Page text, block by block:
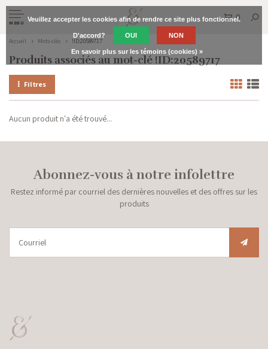
MENU
0
Accueil Mots-clés !ID:20589717
Produits associés au mot-clé !ID:20589717
Filtres
Aucun produit n'a été trouvé...
Abonnez-vous à notre infolettre
Restez informé par courriel des dernières nouvelles et des offres sur les
produits
Veuillez accepter les cookies afin de rendre ce site plus fonctionnel.
D'accord? OUI NON
En savoir plus sur les témoins (cookies) »